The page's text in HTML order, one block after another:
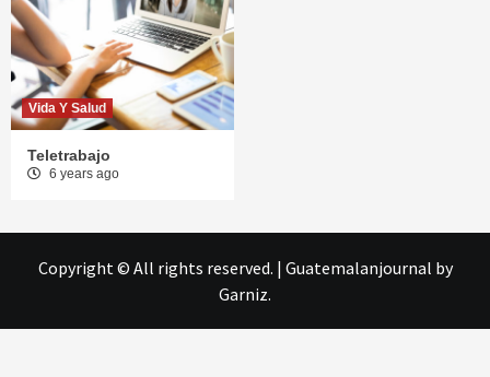
Vida Y Salud
Teletrabajo
6 years ago
Copyright © All rights reserved. | Guatemalanjournal by
Garniz.